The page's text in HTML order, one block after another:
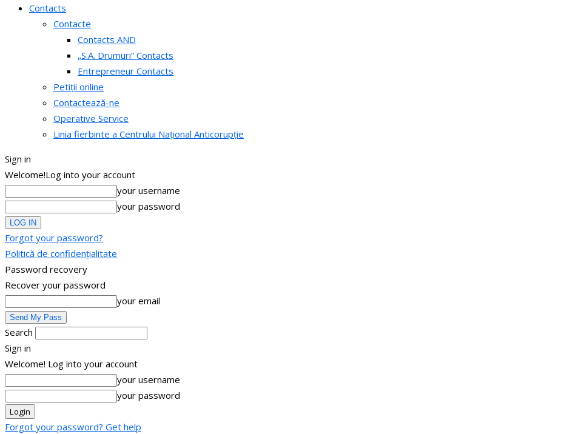
Contacts
Contacte
Contacts AND
„S.A. Drumuri” Contacts
Entrepreneur Contacts
Petiții online
Contactează-ne
Operative Service
Linia fierbinte a Centrului Național Anticorupție
Sign in
Welcome!Log into your account
your username
your password
Forgot your password?
Politică de confidențialitate
Password recovery
Recover your password
your email
Search
Sign in
Welcome! Log into your account
your username
your password
Forgot your password? Get help